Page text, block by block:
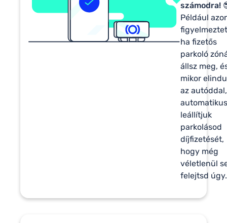
számodra!
Például
ha fizetős
parkoló
állsz meg,
mikor
az autóddal,
leállítjuk
parkolásod
díjfizetését,
hogy még
véletlenül
felejtsd úgy.